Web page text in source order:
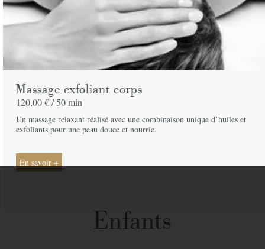
Massage exfoliant corps
120,00 € /50 min
Un massage relaxant réalisé avec une combinaison unique d’huiles et
exfoliants pour une peau douce et nourrie.
En savoir +
Enfants